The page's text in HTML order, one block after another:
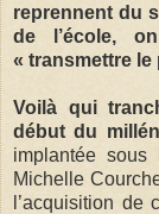
reprennent du
de l’école,
« transmettre
Voilà qui
début du
implantée sous
Michelle
l’acquisition de